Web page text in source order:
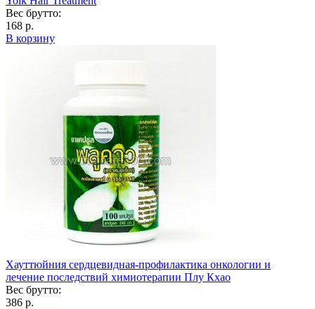
Вес брутто:
168 р.
В корзину
Хауттюйния сердцевидная-профилактика онкологии и
лечение последствий химиотерапии Плу Кхао
Вес брутто:
386 р.